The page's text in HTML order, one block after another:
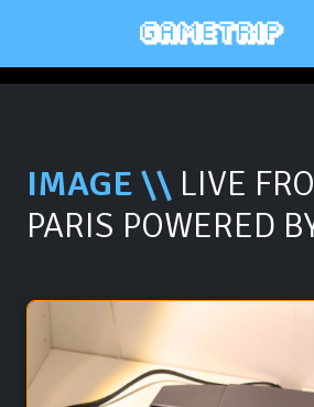
IMAGE \\ LIVE
PARIS POWERED